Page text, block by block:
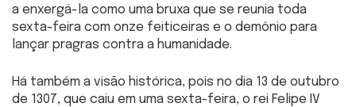
a enxergá-la como uma bruxa que se reunia toda
sexta-feira com onze feiticeiras e o demônio para
lançar pragras contra a humanidade.
Há também a visão histórica, pois no dia 13 de outubro
de 1307, que caiu em uma sexta-feira, o rei Felipe IV